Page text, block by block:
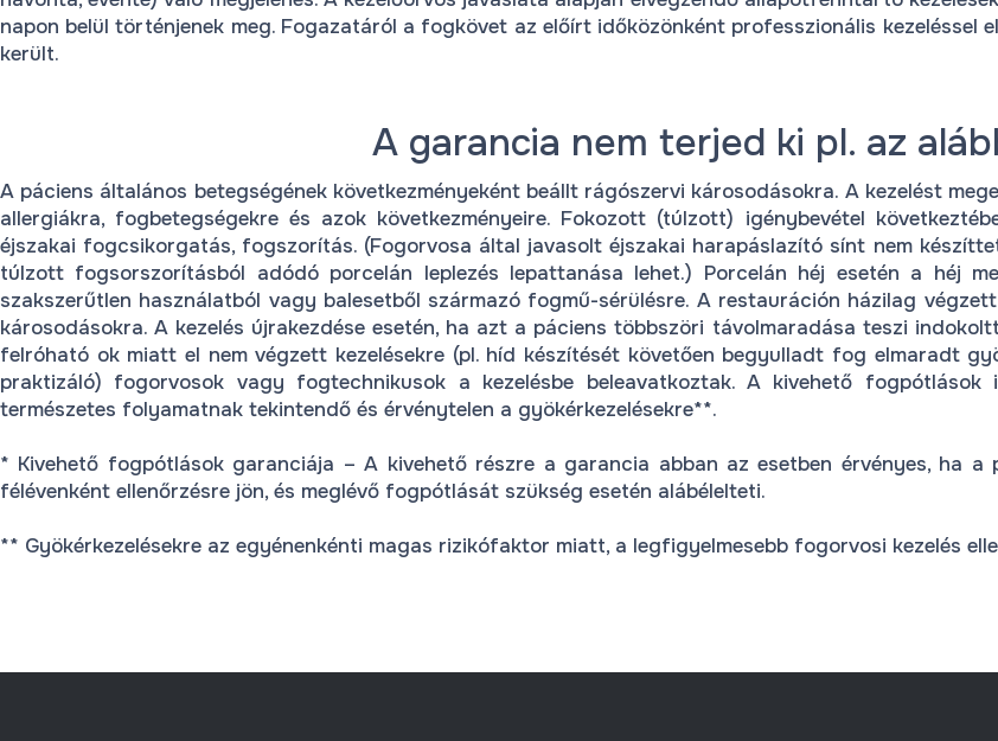
napon belül történjenek meg. Fogazatáról a fogkövet az előírt időközönként professzionális kezeléssel
került.
A garancia nem terjed ki pl. az
A páciens általános betegségének következményeként beállt rágószervi károsodásokra. A kezelést
allergiákra, fogbetegségekre és azok következményeire. Fokozott (túlzott) igénybevétel
éjszakai fogcsikorgatás, fogszorítás. (Fogorvosa által javasolt éjszakai harapáslazító sínt nem
túlzott fogsorszorításból adódó porcelán leplezés lepattanása lehet.) Porcelán héj esetén a héj
szakszerűtlen használatból vagy balesetből származó fogmű-sérülésre. A restauráción házilag
károsodásokra. A kezelés újrakezdése esetén, ha azt a páciens többszöri távolmaradása teszi
felróható ok miatt el nem végzett kezelésekre (pl. híd készítését követően begyulladt fog elmaradt
praktizáló) fogorvosok vagy fogtechnikusok a kezelésbe beleavatkoztak. A kivehető fogpótlások
természetes folyamatnak tekintendő és érvénytelen a gyökérkezelésekre**.
* Kivehető fogpótlások garanciája – A kivehető részre a garancia abban az esetben érvényes, ha a
félévenként ellenőrzésre jön, és meglévő fogpótlását szükség esetén alábélelteti.
** Gyökérkezelésekre az egyénenkénti magas rizikófaktor miatt, a legfigyelmesebb fogorvosi kezelés